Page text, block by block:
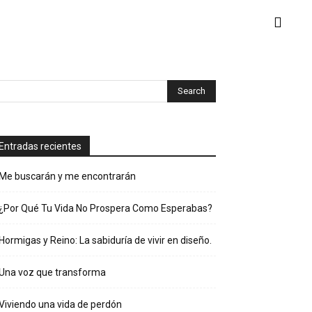
Entradas recientes
Me buscarán y me encontrarán
¿Por Qué Tu Vida No Prospera Como Esperabas?
Hormigas y Reino: La sabiduría de vivir en diseño.
voz que transforma
una vida de perdón